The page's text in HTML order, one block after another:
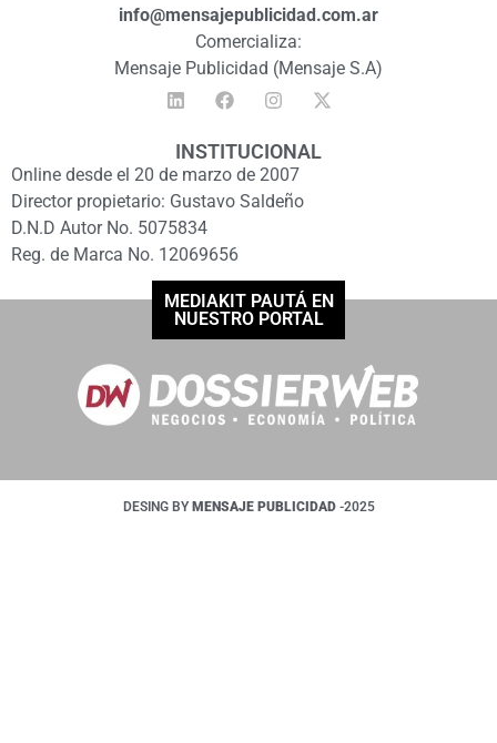
info@mensajepublicidad.com.ar
Comercializa:
Mensaje Publicidad (Mensaje S.A)
INSTITUCIONAL
Online desde el 20 de marzo de 2007
Director propietario: Gustavo Saldeño
D.N.D Autor No. 5075834
Reg. de Marca No. 12069656
MEDIAKIT PAUTÁ EN
NUESTRO PORTAL
DESING BY MENSAJE PUBLICIDAD -2025